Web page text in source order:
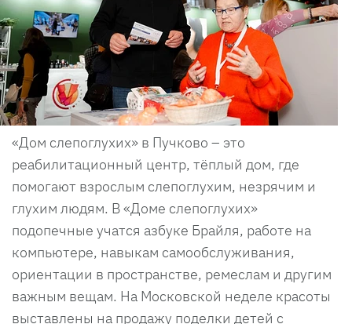
«Дом слепоглухих» в Пучково – это
реабилитационный центр, тёплый дом, где
помогают взрослым слепоглухим, незрячим и
глухим людям. В «Доме слепоглухих»
подопечные учатся азбуке Брайля, работе на
компьютере, навыкам самообслуживания,
ориентации в пространстве, ремеслам и другим
важным вещам. На Московской неделе красоты
выставлены на продажу поделки детей с